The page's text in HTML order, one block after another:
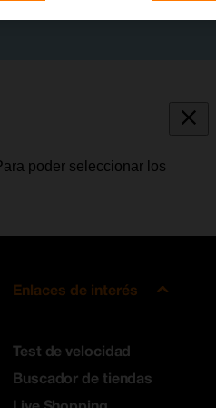
poder seleccionar los
Enlaces de interés
Test de velocidad
Buscador de tiendas